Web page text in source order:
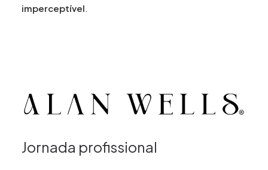
imperceptível.
Jornada profissional